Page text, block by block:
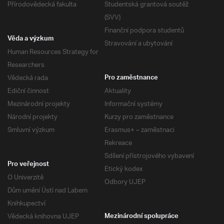
Přírodovědecká fakulta
Studentská grantová soutěž
(SVV)
Finanční podpora studentů
Stravování a ubytování
Věda a výzkum
Human Resources Strategy for
Researchers
Vědecká rada
Ediční činnost
Mezinárodní projekty
Národní projekty
Smluvní výzkum
Pro zaměstnance
Aktuality
Informační systémy
Kurzy pro zaměstnance
Erasmus+ – zaměstnaci
Rekreace
Sdílení přístrojového vybavení
Etický kodex
Odbory UJEP
Pro veřejnost
O Univerzitě
Dům umění Ústí nad Labem
Knihkupectví
Vědecká knihovna UJEP
Mezinárodní spolupráce